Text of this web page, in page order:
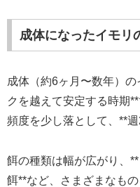
成体になったイモリ
成体（約6ヶ月〜数年）
クを越えて安定する時期
頻度を少し落として、**
餌の種類は幅が広がり、
餌**など、さまざまなも